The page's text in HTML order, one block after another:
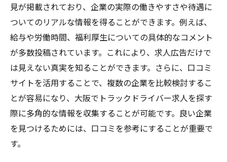
見が掲載されており、企業の実際の働きやすさや待遇に
ついてのリアルな情報を得ることができます。例えば、
給与や労働時間、福利厚生についての具体的なコメント
が多数投稿されています。これにより、求人広告だけで
は見えない真実を知ることができます。さらに、口コミ
サイトを活用することで、複数の企業を比較検討するこ
とが容易になり、大阪でトラックドライバー求人を探す
際に多角的な情報を収集することが可能です。良い企業
を見つけるためには、口コミを参考にすることが重要で
す。